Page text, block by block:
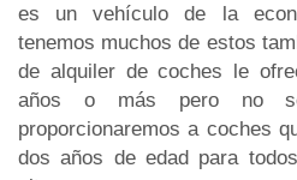
es un vehículo de la
tenemos muchos de estos
de alquiler de coches le
años o más pero no
proporcionaremos a coches
dos años de edad para